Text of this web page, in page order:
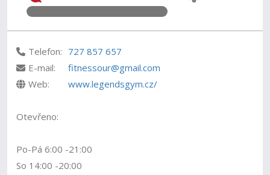
Telefon: 727 857 657
E-mail:
fitnessour@gmail.com
Web:
www.legendsgym.cz/
Otevřeno:
Po-Pá 6:00 -21:00
So 14:00 -20:00